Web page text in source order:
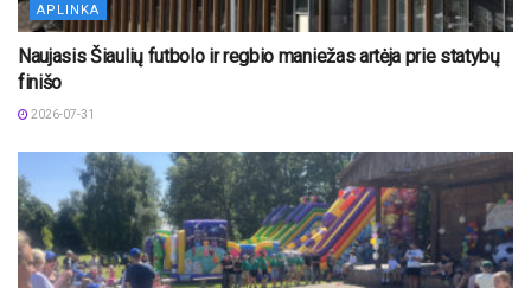
APLINKA
Naujasis Šiaulių futbolo ir regbio maniežas artėja prie statybų
finišo
2026-07-31